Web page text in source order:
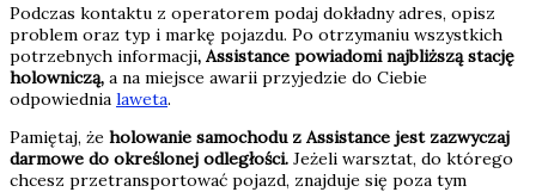
Podczas kontaktu z operatorem podaj dokładny adres, opisz
problem oraz typ i markę pojazdu. Po otrzymaniu wszystkich
potrzebnych informacji, Assistance powiadomi najbliższą stację
holowniczą, a na miejsce awarii przyjedzie do Ciebie
odpowiednia laweta.
Pamiętaj, że holowanie samochodu z Assistance jest zazwyczaj
darmowe do określonej odległości. Jeżeli warsztat, do którego
chcesz przetransportować pojazd, znajduje się poza tym